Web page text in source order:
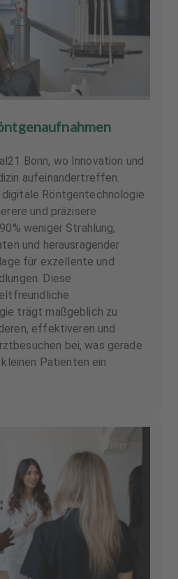
Bonn, wo Innovation und
aufeinandertreffen.
digitale Röntgentechnologie
und präzisere
weniger Strahlung,
und herausragender
für exzellente und
Diese
trägt maßgeblich zu
effektiveren und
bei, was gerade
Patienten ein